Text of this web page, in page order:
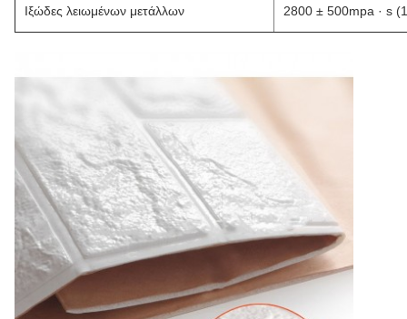
Ιξώδες λειωμένων μετάλλων 2800 ± 500mpa · s